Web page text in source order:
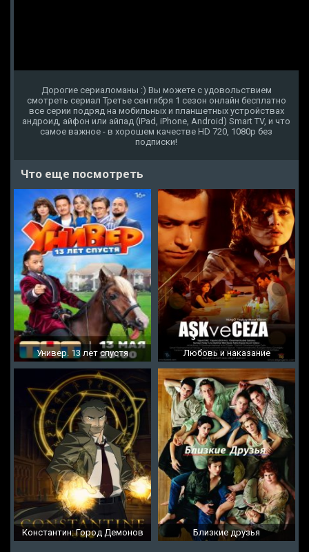
Дорогие сериаломаны :) Вы можете с удовольствием
смотреть сериал Третье сентября 1 сезон онлайн бесплатно
все серии подряд на мобильных и планшетных устройствах
андроид, айфон или айпад (iPad, iPhone, Android) Smart TV, и что
самое важное - в хорошем качестве HD 720, 1080p без
подписки!
Что еще посмотреть
Универ. 13 лет спустя Любовь и наказание
Константин: Город Демонов Близкие друзья